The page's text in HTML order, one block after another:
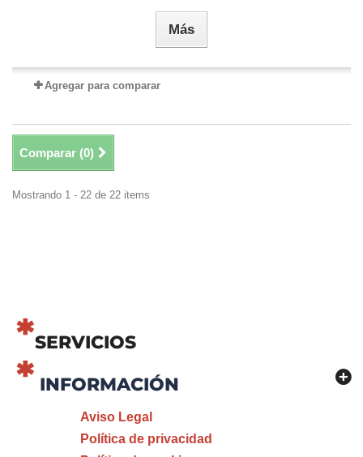
Más
Agregar para comparar
Comparar (0)
Mostrando 1 - 22 de 22 items
SERVICIOS
INFORMACIÓN
Aviso Legal
Política de privacidad